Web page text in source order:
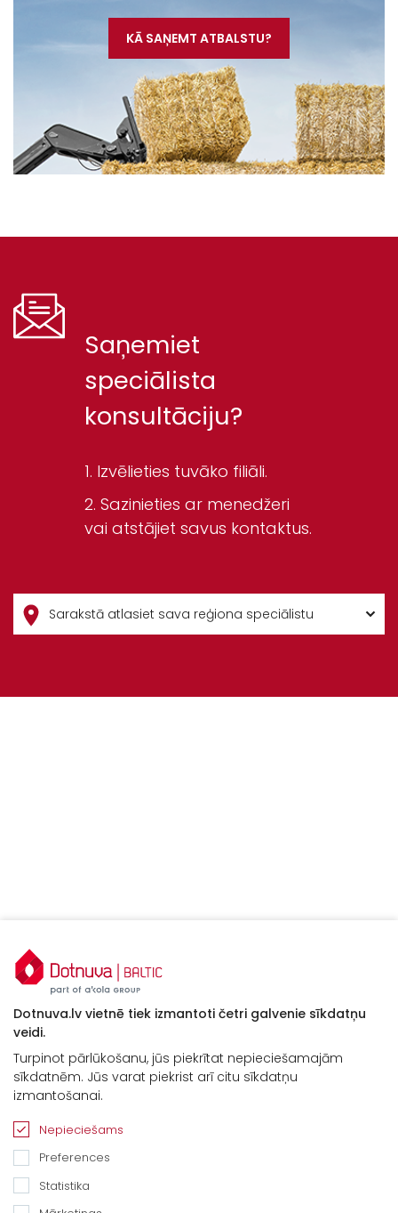
KĀ SAŅEMT ATBALSTU?
Saņemiet
speciālista
konsultāciju?
Izvēlieties tuvāko filiāli.
Sazinieties ar menedžeri
vai atstājiet savus kontaktus.
Dotnuva.lv vietnē tiek izmantoti četri galvenie sīkdatņu
veidi.
Turpinot pārlūkošanu, jūs piekrītat nepieciešamajām
sīkdatnēm. Jūs varat piekrist arī citu sīkdatņu
izmantošanai.
Nepieciešams
Preferences
Statistika